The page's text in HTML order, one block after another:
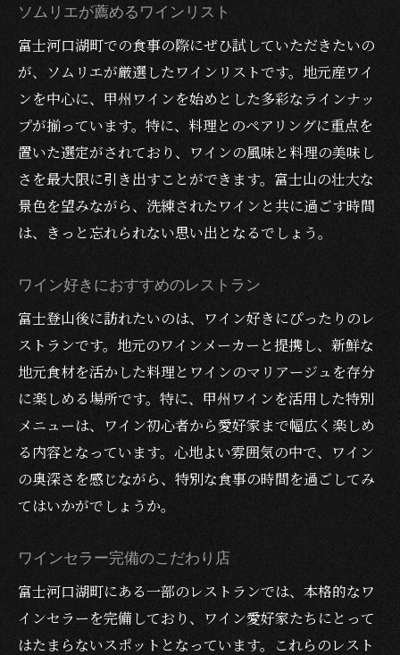
ソムリエが薦めるワインリスト
富士河口湖町での食事の際にぜひ試していただきたいの
が、ソムリエが厳選したワインリストです。地元産ワイ
ンを中心に、甲州ワインを始めとした多彩なラインナッ
プが揃っています。特に、料理とのペアリングに重点を
置いた選定がされており、ワインの風味と料理の美味し
さを最大限に引き出すことができます。富士山の壮大な
景色を望みながら、洗練されたワインと共に過ごす時間
は、きっと忘れられない思い出となるでしょう。
ワイン好きにおすすめのレストラン
富士登山後に訪れたいのは、ワイン好きにぴったりのレ
ストランです。地元のワインメーカーと提携し、新鮮な
地元食材を活かした料理とワインのマリアージュを存分
に楽しめる場所です。特に、甲州ワインを活用した特別
メニューは、ワイン初心者から愛好家まで幅広く楽しめ
る内容となっています。心地よい雰囲気の中で、ワイン
の奥深さを感じながら、特別な食事の時間を過ごしてみ
てはいかがでしょうか。
ワインセラー完備のこだわり店
富士河口湖町にある一部のレストランでは、本格的なワ
インセラーを完備しており、ワイン愛好家たちにとって
はたまらないスポットとなっています。これらのレスト